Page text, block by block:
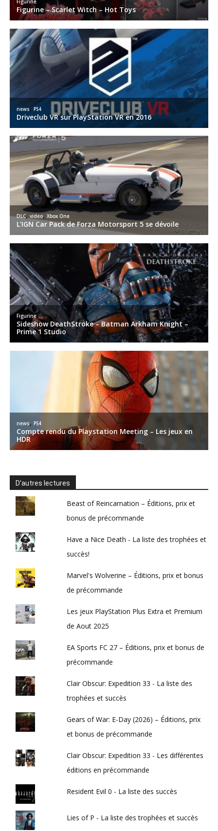
D’autres lectures
Beast of Reincarnation – Éditions, prix et
bonus de précommande
Have a Nice Death - La liste des trophées et
succès!
Marvel's Wolverine – Éditions, prix et bonus
de précommande
Les jeux PlayStation Plus Extra et Premium
de Aout 2025
EA Sports FC 27 – Éditions, prix et bonus de
précommande
Clair Obscur: Expedition 33 - La liste des
trophées et succès
Gears of War: E-Day (2026) – Éditions, prix
et bonus de précommande
Clair Obscur: Expedition 33 - Les différentes
éditions en précommande
Resident Evil 0 - La liste des succès
Lies of P - La liste des trophées et succès